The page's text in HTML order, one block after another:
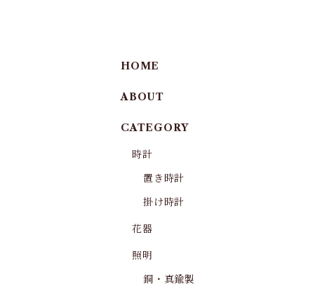
HOME
ABOUT
CATEGORY
時計
置き時計
掛け時計
花器
照明
銅・真鍮製